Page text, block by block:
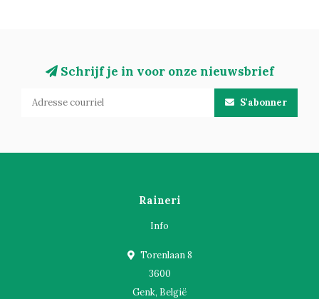
Schrijf je in voor onze nieuwsbrief
S'abonner
Raineri
Info
Torenlaan 8
3600
Genk, België